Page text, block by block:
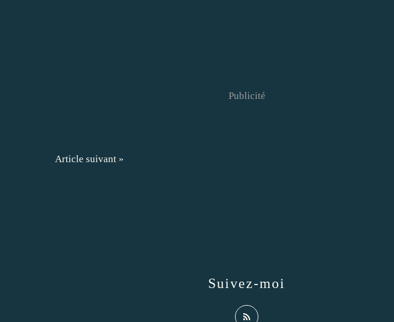
Article suivant »
Suivez-moi
Publicité